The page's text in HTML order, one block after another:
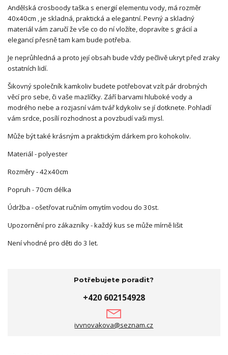
Andělská crosboody taška s energií elementu vody, má rozměr
40x40cm , je skladná, praktická a elegantní. Pevný a skladný
materiál vám zaručí že vše co do ní vložíte, dopravíte s grácií a
elegancí přesně tam kam bude potřeba.
Je neprůhledná a proto její obsah bude vždy pečlivě ukryt před zraky
ostatních lidí.
Šikovný společník kamkoliv budete potřebovat vzít pár drobných
věcí pro sebe, či vaše mazlíčky. Září barvami hluboké vody a
modrého nebe a rozjasní vám tvář kdykoliv se jí dotknete. Pohladí
vám srdce, posílí rozhodnost a povzbudí vaši mysl.
Může být také krásným a praktickým dárkem pro kohokoliv.
Materiál - polyester
Rozměry - 42x40cm
Popruh - 70cm délka
Údržba - ošetřovat ručním omytím vodou do 30st.
Upozornění pro zákazníky - každý kus se může mírně lišit
Není vhodné pro děti do 3 let.
Potřebujete poradit?
+420 602154928
ivvnovakova@seznam.cz